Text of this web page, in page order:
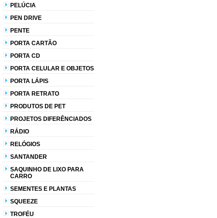
PELÚCIA
PEN DRIVE
PENTE
PORTA CARTÃO
PORTA CD
PORTA CELULAR E OBJETOS
PORTA LÁPIS
PORTA RETRATO
PRODUTOS DE PET
PROJETOS DIFERÊNCIADOS
RÁDIO
RELÓGIOS
SANTANDER
SAQUINHO DE LIXO PARA
CARRO
SEMENTES E PLANTAS
SQUEEZE
TROFÉU